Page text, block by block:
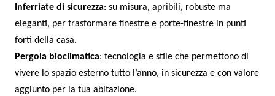
Inferriate di sicurezza: su misura, apribili, robuste ma
eleganti, per trasformare finestre e porte-finestre in punti
forti della casa.
Pergola bioclimatica: tecnologia e stile che permettono di
vivere lo spazio esterno tutto l’anno, in sicurezza e con valore
aggiunto per la tua abitazione.